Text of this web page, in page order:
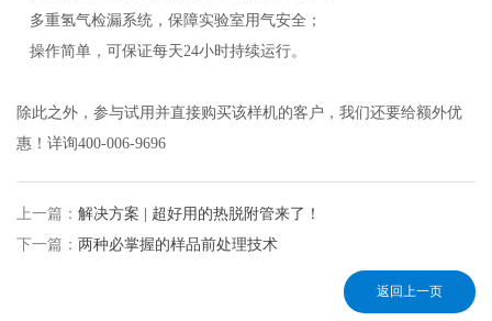
 多重氢气检漏系统，保障实验室用气安全；
 操作简单，可保证每天24小时持续运行。
除此之外，参与试用并直接购买该样机的客户，我们还要给额外优
惠！详询400-006-9696
上一篇： 解决方案 | 超好用的热脱附管来了！
下一篇： 两种必掌握的样品前处理技术
返回上一页